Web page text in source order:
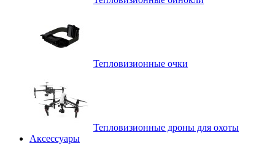
Тепловизионные очки
Тепловизионные дроны для охоты
Аксессуары